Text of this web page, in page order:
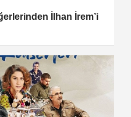
İlhan İrem’i